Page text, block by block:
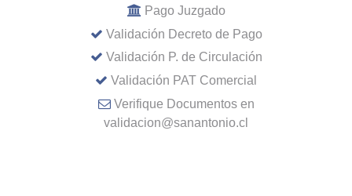
Pago Juzgado
Validación Decreto de Pago
Validación P. de Circulación
Validación PAT Comercial
Verifique Documentos en
validacion@sanantonio.cl